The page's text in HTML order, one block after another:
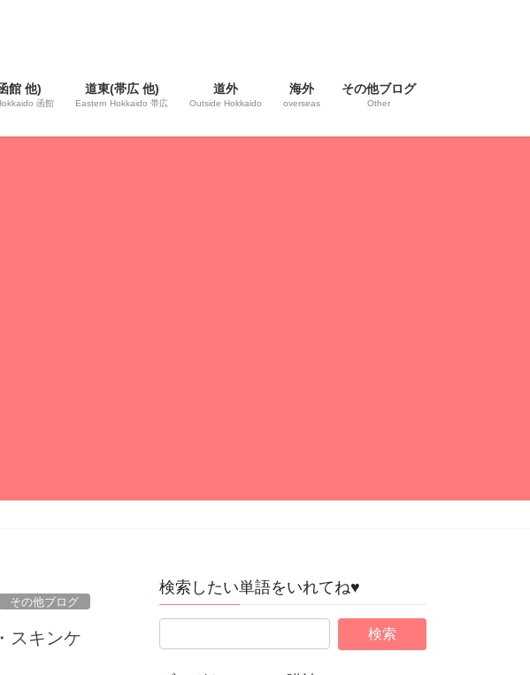
館 他)
函館
道東(帯広 他)
Eastern Hokkaido 帯広
道外
Outside Hokkaido
海外
overseas
その他ブログ
Other
その他ブログ
スキンケ
検索したい単語をいれてね♥